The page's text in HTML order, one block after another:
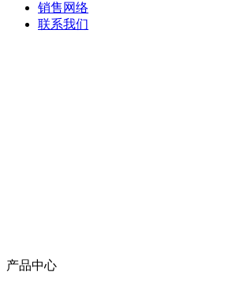
销售网络
联系我们
产品中心